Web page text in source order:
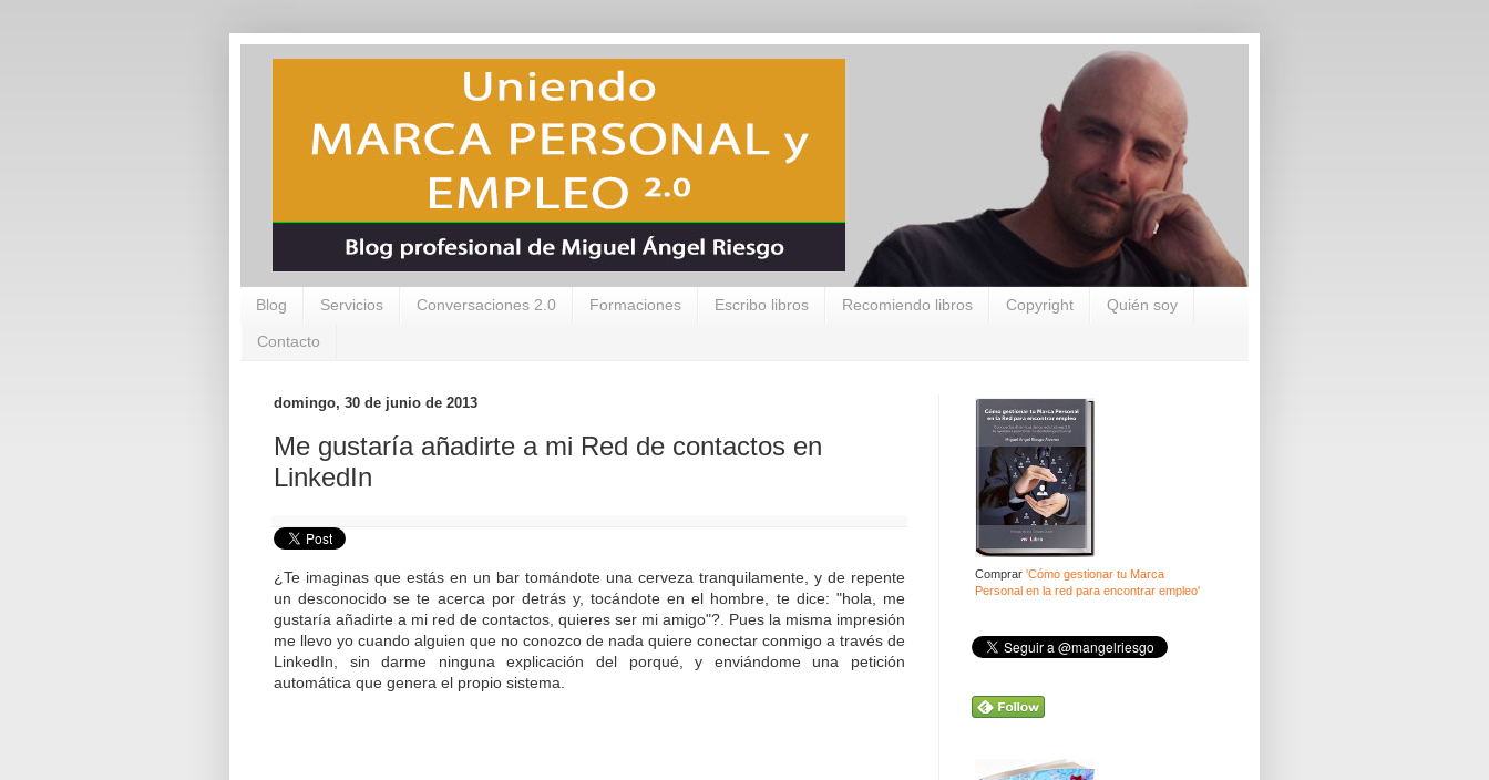
Blog Servicios Conversaciones 2.0 Formaciones Escribo libros Recomiendo libros Copyright Quién soy
Contacto
domingo, 30 de junio de 2013
Me gustaría añadirte a mi Red de contactos en
LinkedIn
¿Te imaginas que estás en un bar tomándote una cerveza tranquilamente, y de repente
un desconocido se te acerca por detrás y, tocándote en el hombre, te dice: "hola, me
gustaría añadirte a mi red de contactos, quieres ser mi amigo"?. Pues la misma impresión
me llevo yo cuando alguien que no conozco de nada quiere conectar conmigo a través de
LinkedIn, sin darme ninguna explicación del porqué, y enviándome una petición
automática que genera el propio sistema.
Comprar 'Cómo gestionar tu Marca
Personal en la red para encontrar empleo'